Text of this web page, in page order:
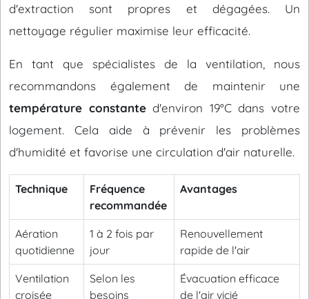
d'extraction sont propres et dégagées. Un
nettoyage régulier maximise leur efficacité.
En tant que spécialistes de la ventilation, nous
recommandons également de maintenir une
température constanted'environ 19°C dans votre
logement. Cela aide à prévenir les problèmes
d'humidité et favorise une circulation d'air naturelle.
Technique
Fréquence
recommandée
Avantages
Aération
quotidienne
1 à 2 fois par
jour
Renouvellement
rapide de l'air
Ventilation
croisée
Selon les
besoins
Évacuation efficace
de l'air vicié